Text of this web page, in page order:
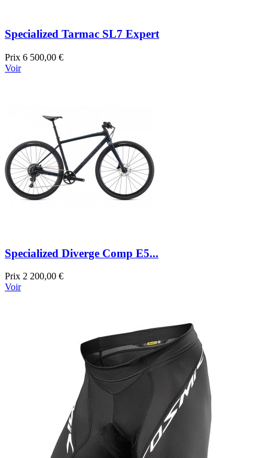
Specialized Tarmac SL7 Expert
Prix 6 500,00 €
Voir
Specialized Diverge Comp E5...
Prix 2 200,00 €
Voir